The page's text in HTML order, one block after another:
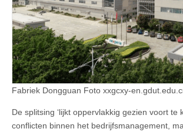
Fabriek Dongguan Foto xxgcxy-
De splitsing ‘lijkt oppervlakkig gezien voort te
conflicten binnen het bedrijfsmanagement,